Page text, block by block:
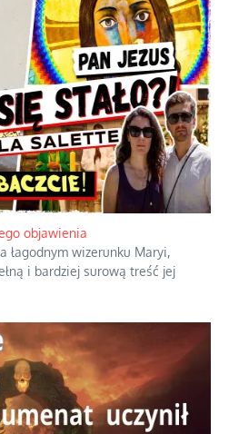
objawienia
łagodnym wizerunku Maryi,
i bardziej surową treść jej